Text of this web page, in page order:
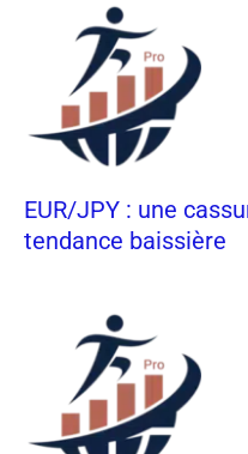
EUR/JPY : une
tendance baissière